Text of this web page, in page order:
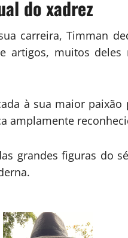
do xadrez
carreira, Timman
artigos, muitos deles
à sua maior
amplamente
grandes figuras do